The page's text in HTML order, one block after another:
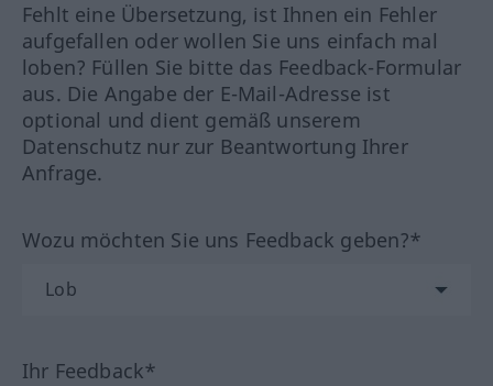
Fehlt eine Übersetzung, ist Ihnen ein Fehler
aufgefallen oder wollen Sie uns einfach mal
loben? Füllen Sie bitte das Feedback-Formular
aus. Die Angabe der E-Mail-Adresse ist
optional und dient gemäß unserem
Datenschutz nur zur Beantwortung Ihrer
Anfrage.
Wozu möchten Sie uns Feedback geben?*
Ihr Feedback*